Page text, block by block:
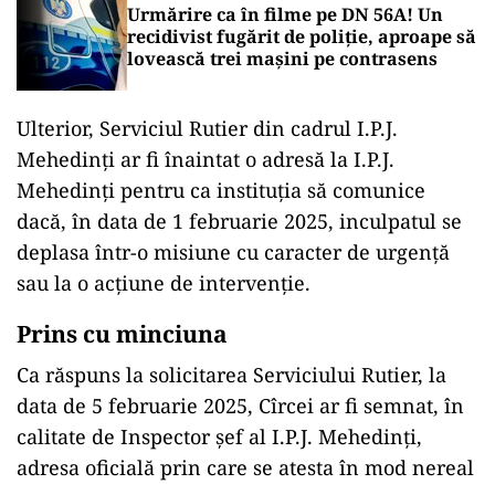
Urmărire ca în filme pe DN 56A! Un
recidivist fugărit de poliție, aproape să
lovească trei mașini pe contrasens
Ulterior, Serviciul Rutier din cadrul I.P.J.
Mehedinți ar fi înaintat o adresă la I.P.J.
Mehedinți pentru ca instituția să comunice
dacă, în data de 1 februarie 2025, inculpatul se
deplasa într-o misiune cu caracter de urgență
sau la o acțiune de intervenție.
Prins cu minciuna
Ca răspuns la solicitarea Serviciului Rutier, la
data de 5 februarie 2025, Cîrcei ar fi semnat, în
calitate de Inspector șef al I.P.J. Mehedinți,
adresa oficială prin care se atesta în mod nereal